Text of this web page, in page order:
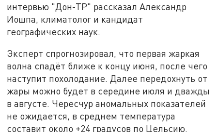
интервью "Дон-ТР" рассказал Александр
Иошпа, климатолог и кандидат
географических наук.
Эксперт спрогнозировал, что первая жаркая
волна спадёт ближе к концу июня, после чего
наступит похолодание. Далее передохнуть от
жары можно будет в середине июля и дважды
в августе. Чересчур аномальных показателей
не ожидается, в среднем температура
составит около +24 градусов по Цельсию.